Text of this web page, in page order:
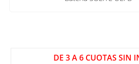
DE 3 A 6 CUOTAS SIN